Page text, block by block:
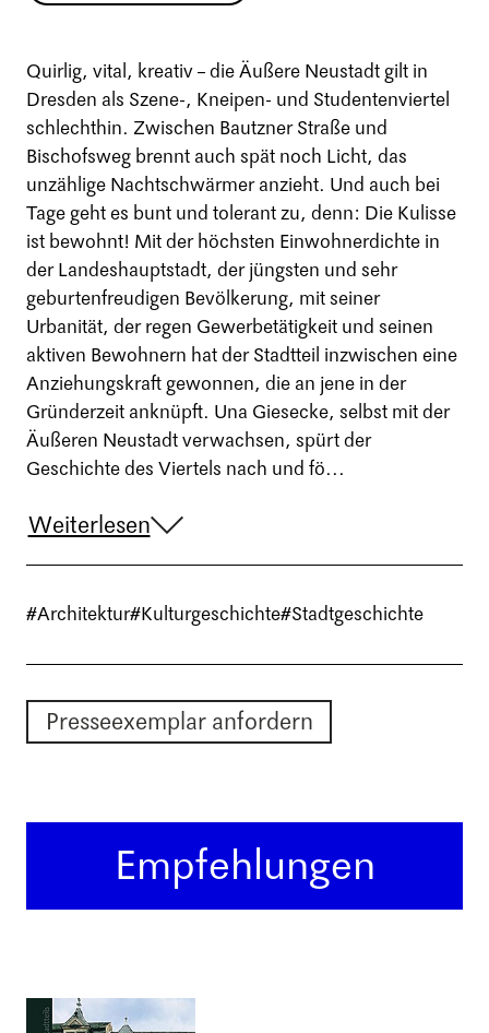
Quirlig, vital, kreativ – die Äußere Neustadt gilt in
Dresden als Szene-, Kneipen- und Studentenviertel
schlechthin. Zwischen Bautzner Straße und
Bischofsweg brennt auch spät noch Licht, das
unzählige Nachtschwärmer anzieht. Und auch bei
Tage geht es bunt und tolerant zu, denn: Die Kulisse
ist bewohnt! Mit der höchsten Einwohnerdichte in
der Landeshauptstadt, der jüngsten und sehr
geburtenfreudigen Bevölkerung, mit seiner
Urbanität, der regen Gewerbetätigkeit und seinen
aktiven Bewohnern hat der Stadtteil inzwischen eine
Anziehungskraft gewonnen, die an jene in der
Gründerzeit anknüpft. Una Giesecke, selbst mit der
Äußeren Neustadt verwachsen, spürt der
Geschichte des Viertels nach und fö...
Weiterlesen
#Architektur#Kulturgeschichte#Stadtgeschichte
Presseexemplar anfordern
Empfehlungen